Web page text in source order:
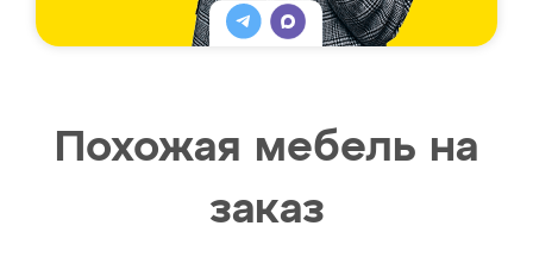
Похожая мебель на
заказ